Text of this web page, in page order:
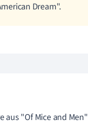
Dream".
aus "Of Mice and Men"